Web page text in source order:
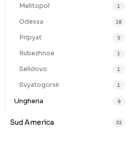
Melitopol 1
Odessa 10
Pripyat 2
Rubezhnoe 1
Selidovo 1
Svyatogorsk 1
Ungheria 9
Sud America 32